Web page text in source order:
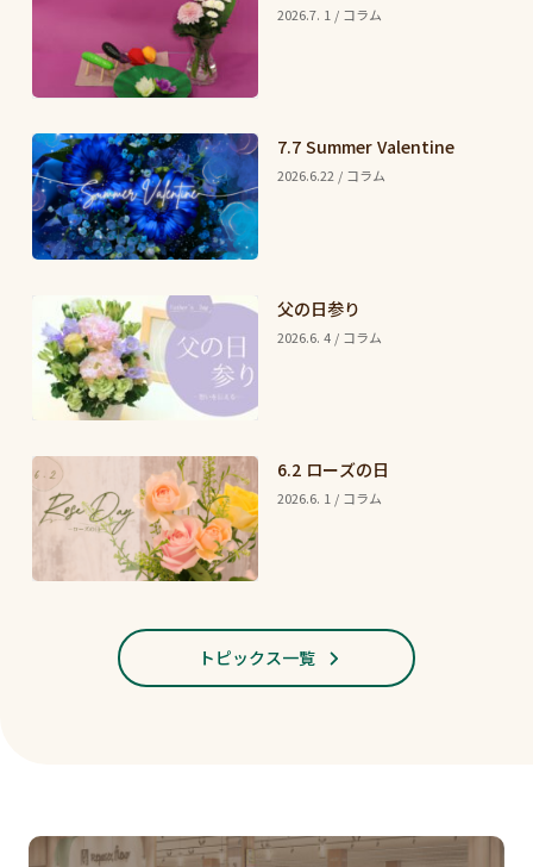
2026.7. 1 / コラム
7.7 Summer Valentine
2026.6.22 / コラム
父の日参り
2026.6. 4 / コラム
6.2 ローズの日
2026.6. 1 / コラム
トピックス一覧